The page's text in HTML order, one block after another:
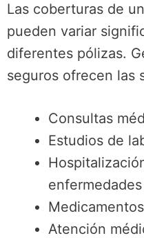
Las coberturas de un
pueden variar
diferentes pólizas.
seguros ofrecen las
Consultas
Estudios de
Atención